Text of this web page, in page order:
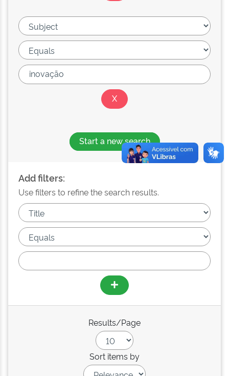
Start a new search
Add filters:
Use filters to refine the search results.
Results/Page
Sort items by